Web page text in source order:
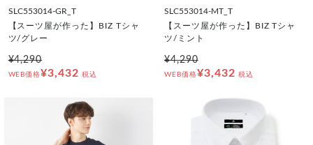
SLC553014-GR_T
【スーツ屋が作った】BIZ Tシャ
ツ/グレー
¥4,290
WEB価格¥3,432 税込
SLC553014-MT_T
【スーツ屋が作った】BIZ Tシャ
ツ/ミント
¥4,290
WEB価格¥3,432 税込